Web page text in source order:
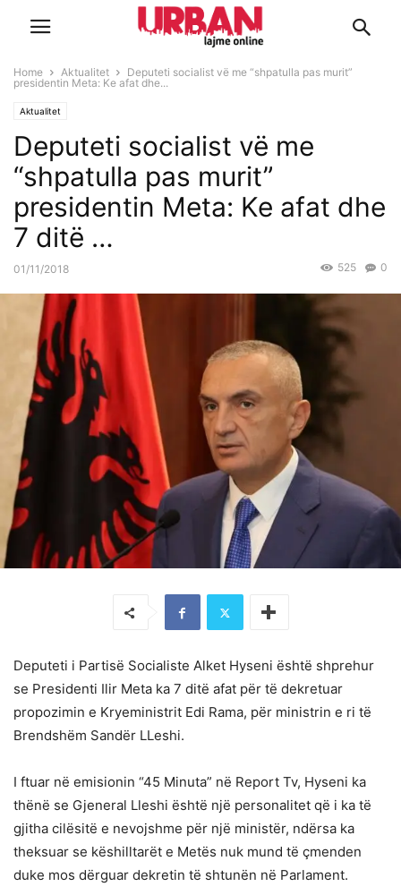
Home Aktualitet
Deputeti socialist vë me “shpatulla pas murit”
presidentin Meta: Ke afat dhe...
Aktualitet
Deputeti socialist vë me
“shpatulla pas murit”
presidentin Meta: Ke afat dhe
7 ditë …
01/11/2018 0
525
Deputeti i Partisë Socialiste Alket Hyseni është shprehur
se Presidenti Ilir Meta ka 7 ditë afat për të dekretuar
propozimin e Kryeministrit Edi Rama, për ministrin e ri të
Brendshëm Sandër LLeshi.
I ftuar në emisionin “45 Minuta” në Report Tv, Hyseni ka
thënë se Gjeneral Lleshi është një personalitet që i ka të
gjitha cilësitë e nevojshme për një ministër, ndërsa ka
theksuar se këshilltarët e Metës nuk mund të çmenden
duke mos dërguar dekretin të shtunën në Parlament.